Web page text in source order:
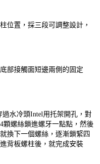
位置，採三段可調整設計，
部接觸面短邊兩側的固定
水冷頭Intel用托架開孔，對
顆螺絲鎖進螺牙一點點，然後
換下一個螺絲，逐漸鎖緊四
背板螺柱後，就完成安裝